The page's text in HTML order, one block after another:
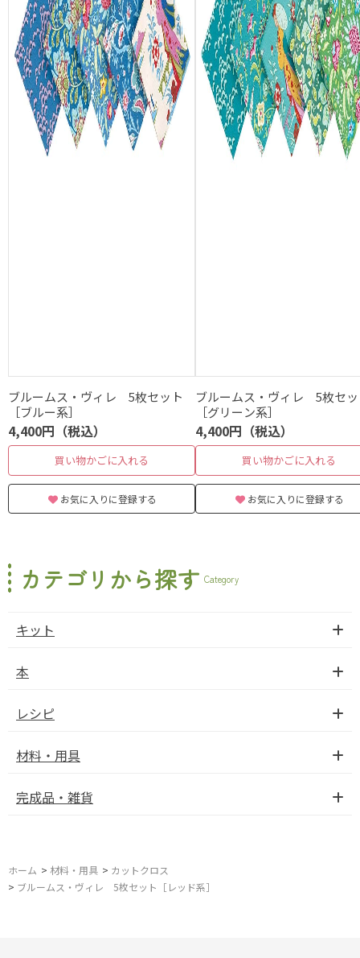
ブルームス・ヴィレ 5枚セット
［ブルー系］
4,400円（税込）
買い物かごに入れる
お気に入りに登録する
ブルームス・ヴィレ 5枚セ
［グリーン系］
4,400円（税込）
買い物かごに入れる
お気に入りに登録する
カテゴリから探す Category
キット
本
レシピ
材料・用具
完成品・雑貨
ホーム > 材料・用具 > カットクロス
> ブルームス・ヴィレ 5枚セット［レッド系］